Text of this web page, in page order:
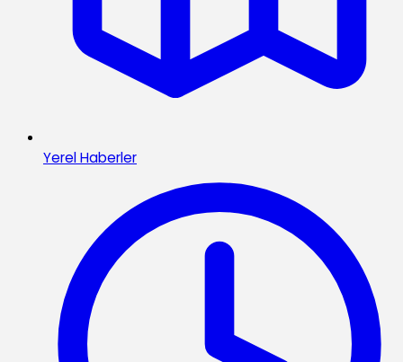
Yerel Haberler